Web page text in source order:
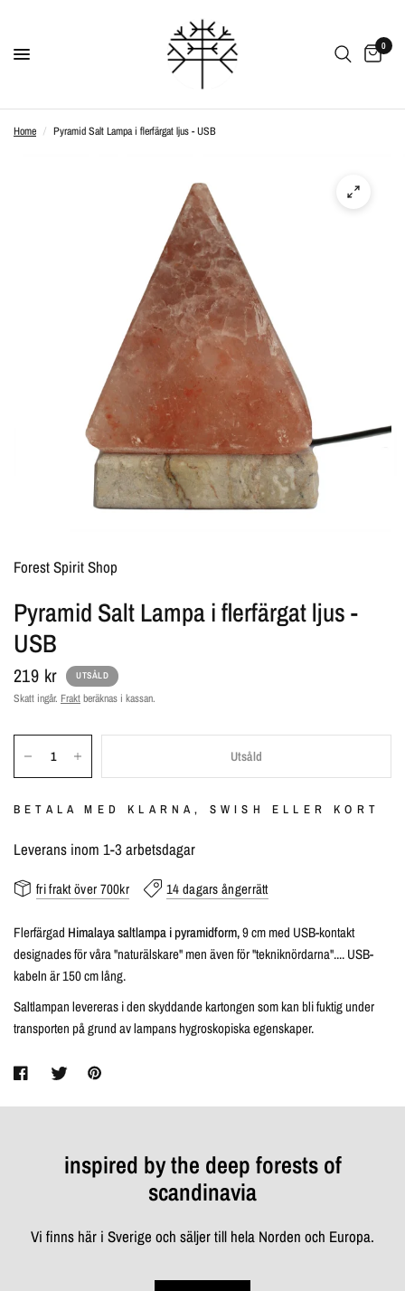
0
Home / Pyramid Salt Lampa i flerfärgat ljus - USB
Forest Spirit Shop
Pyramid Salt Lampa i flerfärgat ljus -
USB
219 kr UTSÅLD
Skatt ingår. Fraktberäknas i kassan.
Utsåld
BETALA MED KLARNA, SWISH ELLER KORT
Leverans inom 1-3 arbetsdagar
fri frakt över 700kr 14 dagars ångerrätt
Flerfärgad Himalaya saltlampa i pyramidform,9 cm med USB-kontakt
designades för våra "naturälskare" men även för "tekniknördarna".... USB-
kabeln är 150 cm lång.
Saltlampan levereras i den skyddande kartongen som kan bli fuktig under
transporten på grund av lampans hygroskopiska egenskaper.
inspired by the deep forests of
scandinavia
Vi finns här i Sverige och säljer till hela Norden och Europa.